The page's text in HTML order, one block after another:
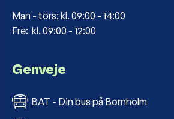
Man - tors: kl. 09:00 - 14:00
Fre: kl. 09:00 - 12:00
Genveje
BAT - Din bus på Bornholm